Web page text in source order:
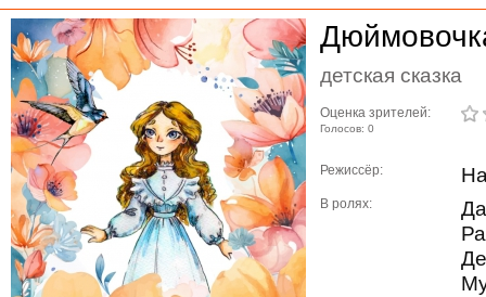
детская сказка
Оценка зрителей:
Голосов: 0
Режиссёр:
В ролях: